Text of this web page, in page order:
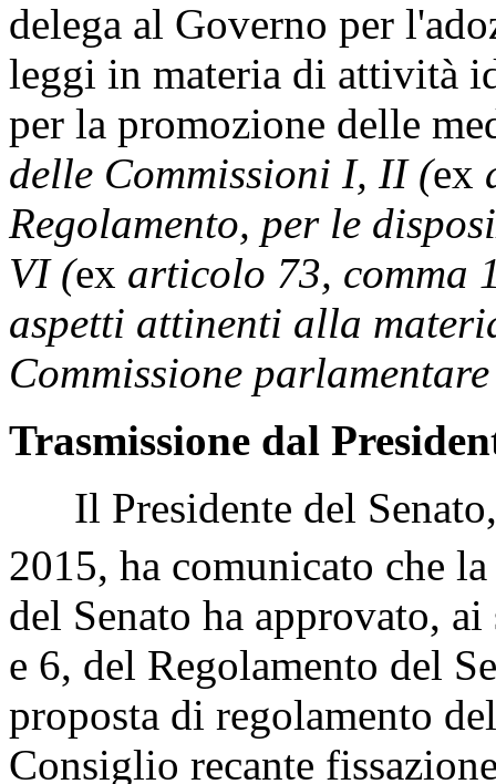
delega al Governo per
leggi in materia di attività
per la promozione delle
delle Commissioni I, II (ex
Regolamento, per le
VI (ex articolo 73, comma
aspetti attinenti alla
Commissione
Trasmissione dal
Il Presidente del
2015, ha comunicato che
del Senato ha approvato,
e 6, del Regolamento del
proposta di regolamento
Consiglio recante